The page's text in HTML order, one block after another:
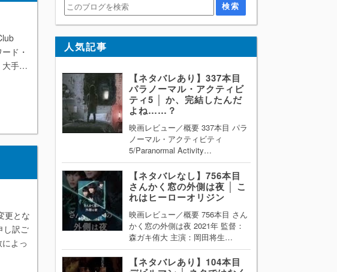
ド・
大手…
更とな
し訳ご
よっ
人気記事
【ネタバレあり】337本目
パラノーマル・アクティビ
ティ5 │ か、完結したんだ
よね……？
映画レビュー／概要 337本目 パラ
ノーマル・アクティビティ
5/Paranormal Activity…
【ネタバレなし】756本目
さんかく窓の外側は夜 │ こ
れはヒーローオリジン
映画レビュー／概要 756本目 さん
かく窓の外側は夜 2021年 監督：
森ガキ侑大 主演：岡田将生…
【ネタバレあり】104本目